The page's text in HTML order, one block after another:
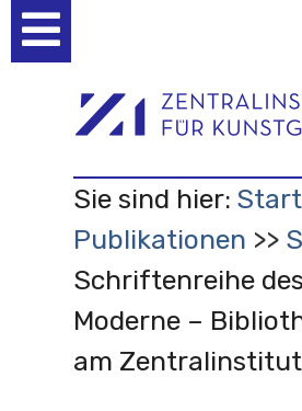
Werkzeuge
Sie sind hier:
Publikationen
Schriftenreihe
Moderne –
am